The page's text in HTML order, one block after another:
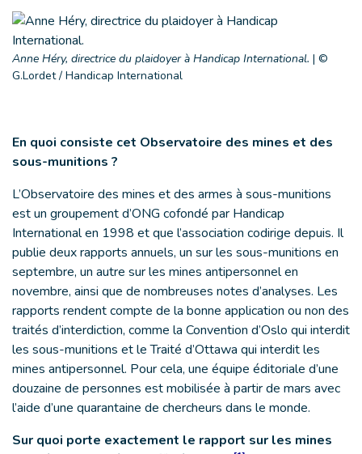
Anne Héry, directrice du plaidoyer à Handicap International. | ©
G.Lordet / Handicap International
En quoi consiste cet Observatoire des mines et des
sous-munitions ?
L’Observatoire des mines et des armes à sous-munitions
est un groupement d’ONG cofondé par Handicap
International en 1998 et que l’association codirige depuis. Il
publie deux rapports annuels, un sur les sous-munitions en
septembre, un autre sur les mines antipersonnel en
novembre, ainsi que de nombreuses notes d’analyses. Les
rapports rendent compte de la bonne application ou non des
traités d’interdiction, comme la Convention d’Oslo qui interdit
les sous-munitions et le Traité d’Ottawa qui interdit les
mines antipersonnel. Pour cela, une équipe éditoriale d’une
douzaine de personnes est mobilisée à partir de mars avec
l’aide d’une quarantaine de chercheurs dans le monde.
Sur quoi porte exactement le rapport sur les mines